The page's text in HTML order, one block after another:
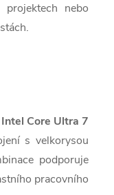
nebo
Core Ultra 7
s velkorysou
podporuje
pracovního